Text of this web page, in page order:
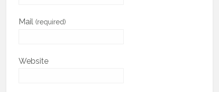
Mail (required)
Website